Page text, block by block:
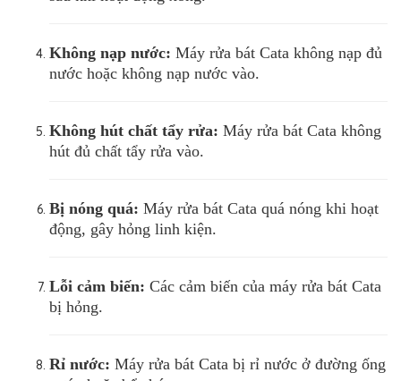
Không nạp nước: Máy rửa bát Cata không nạp đủ
nước hoặc không nạp nước vào.
Không hút chất tẩy rửa: Máy rửa bát Cata không
hút đủ chất tẩy rửa vào.
Bị nóng quá: Máy rửa bát Cata quá nóng khi hoạt
động, gây hỏng linh kiện.
Lỗi cảm biến: Các cảm biến của máy rửa bát Cata
bị hỏng.
Rỉ nước: Máy rửa bát Cata bị rỉ nước ở đường ống